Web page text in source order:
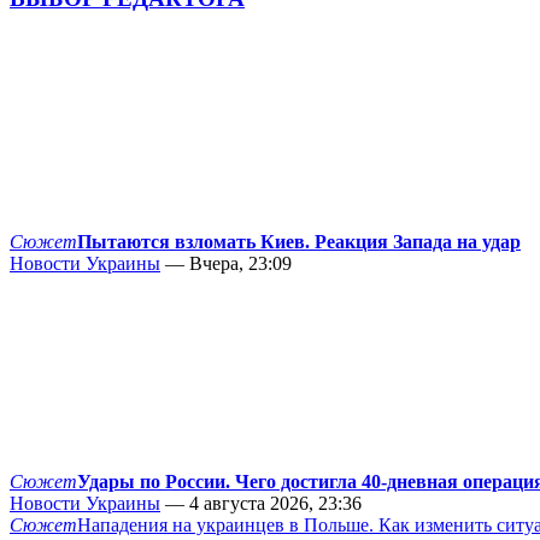
СюжетПытаются взломать Киев. Реакция Запада на удар
Новости Украины — Вчера, 23:09
СюжетУдары по России. Чего достигла 40-дневная
Новости Украины — 4 августа 2026, 23:36
СюжетНападения на украинцев в Польше. Как изменить